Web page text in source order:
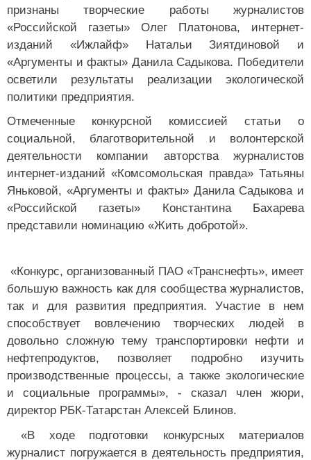
признаны творческие работы журналистов
«Российской газеты» Олег Платонова, интернет-
изданий «Ижлайф» Натальи Зиятдиновой и
«Аргументы и факты» Данила Садыкова. Победители
осветили результаты реализации экологической
политики предприятия.
Отмеченные конкурсной комиссией статьи о
социальной, благотворительной и волонтерской
деятельности компании авторства журналистов
интернет-изданий «Комсомольская правда» Татьяны
Яньковой, «Аргументы и факты» Данила Садыкова и
«Российской газеты» Константина Бахарева
представили номинацию «Жить добротой».
«Конкурс, организованный ПАО «Транснефть», имеет
большую важность как для сообщества журналистов,
так и для развития предприятия. Участие в нем
способствует вовлечению творческих людей в
довольно сложную тему транспортировки нефти и
нефтепродуктов, позволяет подробно изучить
производственные процессы, а также экологические
и социальные программы», - сказал член жюри,
директор РБК-Татарстан Алексей Блинов.
«В ходе подготовки конкурсных материалов
журналист погружается в деятельность предприятия,